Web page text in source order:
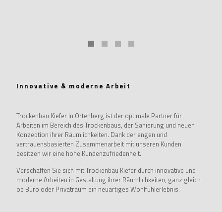
Innovative & moderne Arbeit
Trockenbau Kiefer in Ortenberg ist der optimale Partner für
Arbeiten im Bereich des Trockenbaus, der Sanierung und neuen
Konzeption ihrer Räumlichkeiten. Dank der engen und
vertrauensbasierten Zusammenarbeit mit unseren Kunden
besitzen wir eine hohe Kundenzufriedenheit.
Verschaffen Sie sich mit Trockenbau Kiefer durch innovative und
moderne Arbeiten in Gestaltung ihrer Räumlichkeiten, ganz gleich
ob Büro oder Privatraum ein neuartiges Wohlfühlerlebnis.